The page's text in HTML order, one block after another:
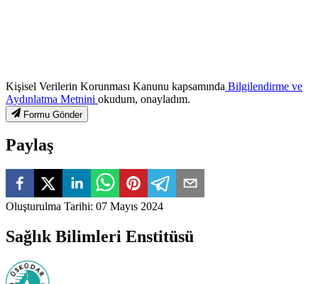
Kişisel Verilerin Korunması Kanunu kapsamında Bilgilendirme ve
Aydınlatma Metnini okudum, onayladım.
Formu Gönder
Paylaş
Oluşturulma Tarihi: 07 Mayıs 2024
Sağlık Bilimleri Enstitüsü